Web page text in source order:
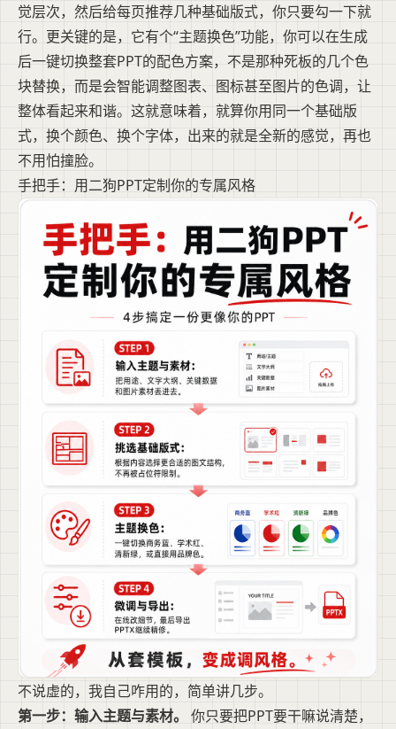
觉层次，然后给每页推荐几种基础版式，你只要勾一下就
行。更关键的是，它有个“主题换色”功能，你可以在生成
后一键切换整套PPT的配色方案，不是那种死板的几个色
块替换，而是会智能调整图表、图标甚至图片的色调，让
整体看起来和谐。这就意味着，就算你用同一个基础版
式，换个颜色、换个字体，出来的就是全新的感觉，再也
不用怕撞脸。
手把手：用二狗PPT定制你的专属风格
不说虚的，我自己咋用的，简单讲几步。
第一步：输入主题与素材。 你只要把PPT要干嘛说清楚，